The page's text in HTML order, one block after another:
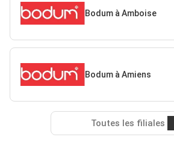
Bodum à Amboise
Bodum à Amiens
Toutes les filiales